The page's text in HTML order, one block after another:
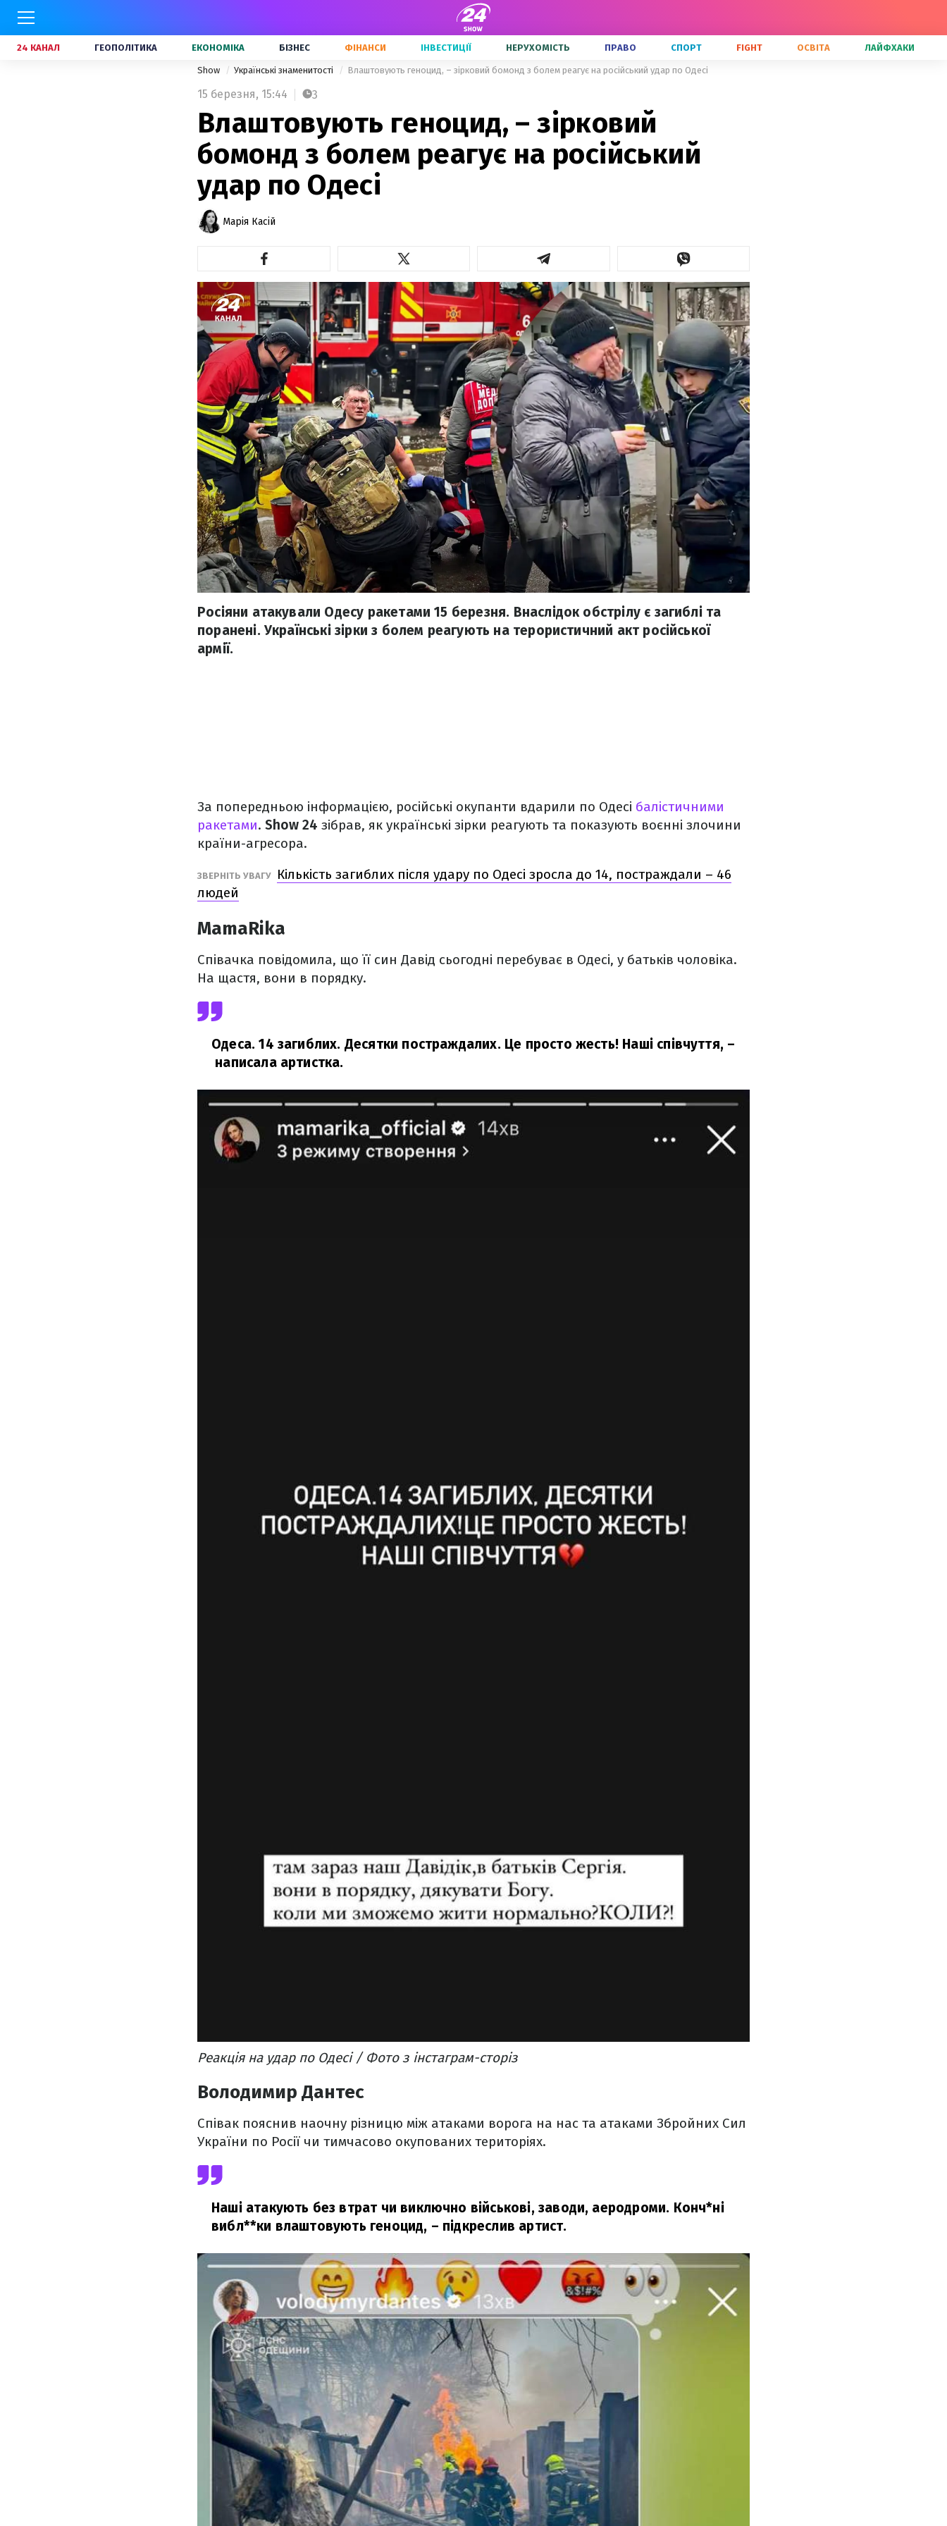
24 КАНАЛ ГЕОПОЛІТИКА ЕКОНОМІКА БІЗНЕС ФІНАНСИ ІНВЕСТИЦІЇ НЕРУХОМІСТЬ ПРАВО СПОРТ FIGHT ОСВІТА ЛАЙФХАКИ
Show Українські знаменитості Влаштовують геноцид, – зірковий бомонд з болем реагує на російський удар по Одесі
15 березня, 15:44 3
Влаштовують геноцид, – зірковий
бомонд з болем реагує на російський
удар по Одесі
Марія Касій
Росіяни атакували Одесу ракетами 15 березня. Внаслідок обстрілу є загиблі та
поранені. Українські зірки з болем реагують на терористичний акт російської
армії.
За попередньою інформацією, російські окупанти вдарили по Одесі балістичними
ракетами. Show 24 зібрав, як українські зірки реагують та показують воєнні злочини
країни-агресора.
ЗВЕРНІТЬ УВАГУ
Кількість загиблих після удару по Одесі зросла до 14, постраждали – 46
людей
MamaRika
Співачка повідомила, що її син Давід сьогодні перебуває в Одесі, у батьків чоловіка.
На щастя, вони в порядку.
Одеса. 14 загиблих. Десятки постраждалих. Це просто жесть! Наші співчуття, –
написала артистка.
Реакція на удар по Одесі / Фото з інстаграм-сторіз
Володимир Дантес
Співак пояснив наочну різницю між атаками ворога на нас та атаками Збройних Сил
України по Росії чи тимчасово окупованих територіях.
Наші атакують без втрат чи виключно військові, заводи, аеродроми. Конч*ні
вибл**ки влаштовують геноцид, – підкреслив артист.